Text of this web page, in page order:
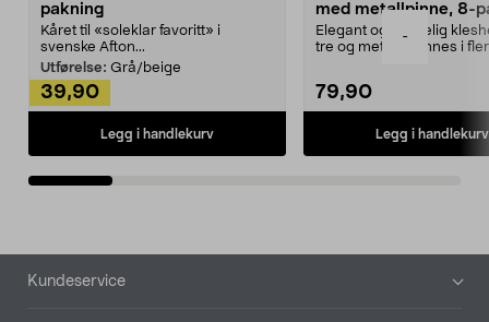
-
pakning
Kåret til «soleklar favoritt» i
svenske Afton...
Utførelse: Grå/beige
39,90
Legg i handlekurv
med metallpinne, 8-
Elegant og skikkelig
tre og metall – finnes i
79,90
Legg i handlekurv
Bunntekst
Kundeservice